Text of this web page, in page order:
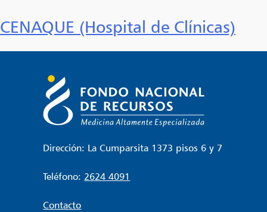
CENAQUE (Hospital de Clínicas)
Dirección: La Cumparsita 1373 pisos 6 y 7
Teléfono: 2624 4091
Contacto